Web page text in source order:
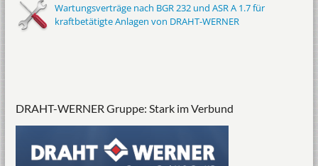
Wartungsverträge nach BGR 232 und ASR A 1.7 für
kraftbetätigte Anlagen von DRAHT-WERNER
DRAHT-WERNER Gruppe: Stark im Verbund